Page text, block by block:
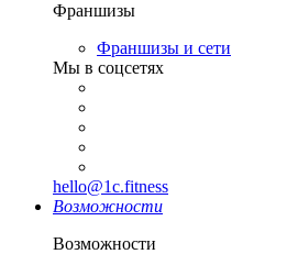
Франшизы
Франшизы и сети
Мы в соцсетях
hello@1c.fitness
Возможности
Возможности